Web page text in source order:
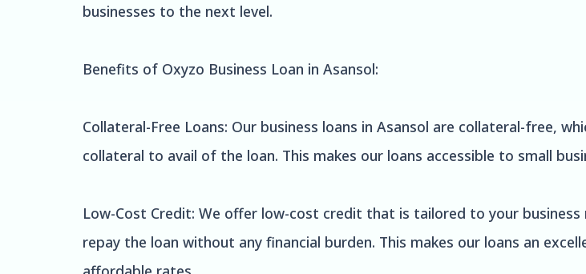
businesses to the next level.
Benefits of Oxyzo Business Loan in Asansol:
Collateral-Free Loans: Our business loans in Asansol are collateral-free,
collateral to avail of the loan. This makes our loans accessible to small
Low-Cost Credit: We offer low-cost credit that is tailored to your
repay the loan without any financial burden. This makes our loans an